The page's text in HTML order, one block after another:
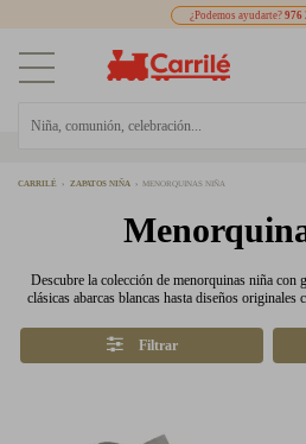
¿Podemos ayudarte? 976
CARRILÉ ZAPATOS NIÑA MENORQUINAS NIÑA
Descubre la colección de menorquinas niña con
clásicas abarcas blancas hasta diseños
Filtrar